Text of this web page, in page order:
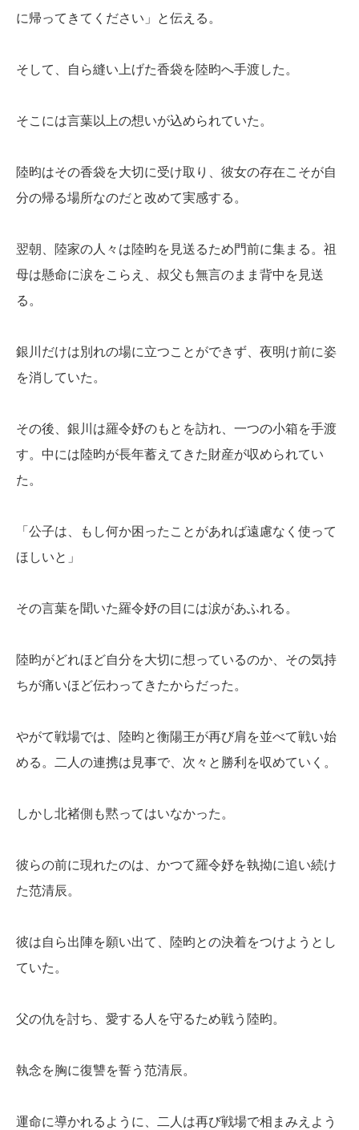
に帰ってきてください」と伝える。
そして、自ら縫い上げた香袋を陸昀へ手渡した。
そこには言葉以上の想いが込められていた。
陸昀はその香袋を大切に受け取り、彼女の存在こそが自
分の帰る場所なのだと改めて実感する。
翌朝、陸家の人々は陸昀を見送るため門前に集まる。祖
母は懸命に涙をこらえ、叔父も無言のまま背中を見送
る。
銀川だけは別れの場に立つことができず、夜明け前に姿
を消していた。
その後、銀川は羅令妤のもとを訪れ、一つの小箱を手渡
す。中には陸昀が長年蓄えてきた財産が収められてい
た。
「公子は、もし何か困ったことがあれば遠慮なく使って
ほしいと」
その言葉を聞いた羅令妤の目には涙があふれる。
陸昀がどれほど自分を大切に想っているのか、その気持
ちが痛いほど伝わってきたからだった。
やがて戦場では、陸昀と衡陽王が再び肩を並べて戦い始
める。二人の連携は見事で、次々と勝利を収めていく。
しかし北褚側も黙ってはいなかった。
彼らの前に現れたのは、かつて羅令妤を執拗に追い続け
た范清辰。
彼は自ら出陣を願い出て、陸昀との決着をつけようとし
ていた。
父の仇を討ち、愛する人を守るため戦う陸昀。
執念を胸に復讐を誓う范清辰。
運命に導かれるように、二人は再び戦場で相まみえよう